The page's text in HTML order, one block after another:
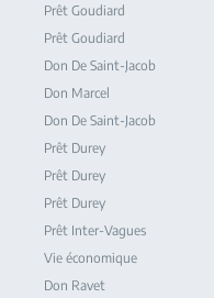
Prêt Goudiard
Prêt Goudiard
Don De Saint-Jacob
Don Marcel
Don De Saint-Jacob
Prêt Durey
Prêt Durey
Prêt Durey
Prêt Inter-Vagues
Vie économique
Don Ravet